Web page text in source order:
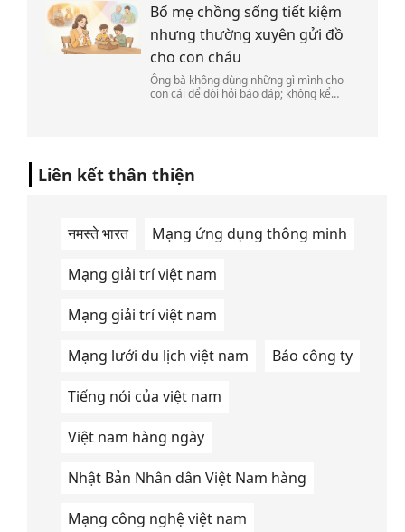
dịch hơn 9.000 lượt qua tài khoản với hơn
10 tỷ đồng.
Bố mẹ chồng sống tiết kiệm
nhưng thường xuyên gửi đồ
cho con cháu
Ông bà không dùng những gì mình cho
con cái để đòi hỏi báo đáp; không kể
Liên kết thân thiện
नमस्ते भारत Mạng ứng dụng thông minh
Mạng giải trí việt nam
Mạng giải trí việt nam
Mạng lưới du lịch việt nam Báo công ty
Tiếng nói của việt nam
Việt nam hàng ngày
Nhật Bản Nhân dân Việt Nam hàng
Mạng công nghệ việt nam